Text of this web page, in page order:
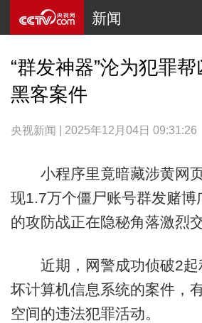
新闻
“群发神器”沦为犯罪
黑客案件
央视新闻 | 2025年12月04日 09:31:26
小程序里竟暗藏涉黄网页
现1.7万个僵尸账号群发赌博
的攻防战正在隐秘角落激烈交
近期，网警成功侦破2起
坏计算机信息系统的案件，
空间的违法犯罪活动。